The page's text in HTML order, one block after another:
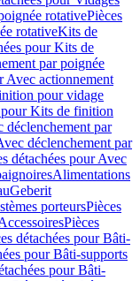
rotativePièces
rotativeKits de
pour Kits de
par poignée
Avec actionnement
pour vidage
pour Kits de finition
déclenchement par
déclenchement par
détachées pour Avec
Alimentations
Geberit
porteursPièces
Pièces
détachées pour Bâti-
pour Bâti-supports
pour Bâti-